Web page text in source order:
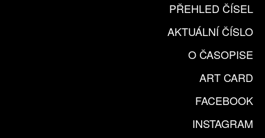
PŘEHLED ČÍSEL
AKTUÁLNÍ ČÍSLO
O ČASOPISE
ART CARD
FACEBOOK
INSTAGRAM